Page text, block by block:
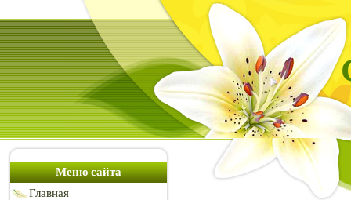
Меню сайта
Главная